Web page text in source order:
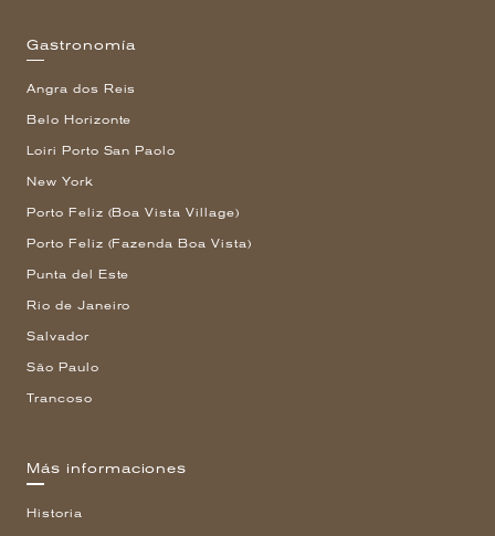
Gastronomía
Angra dos Reis
Belo Horizonte
Loiri Porto San Paolo
New York
Porto Feliz (Boa Vista Village)
Porto Feliz (Fazenda Boa Vista)
Punta del Este
Rio de Janeiro
Salvador
São Paulo
Trancoso
Más informaciones
Historia